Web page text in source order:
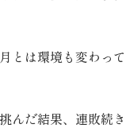
とは環境も変わって
んだ結果、連敗続